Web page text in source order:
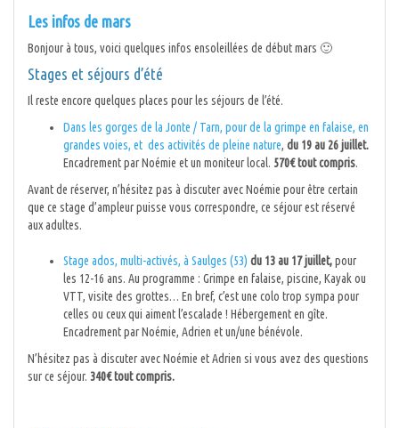
Les infos de mars
Bonjour à tous, voici quelques infos ensoleillées de début mars 🙂
Stages et séjours d’été
Il reste encore quelques places pour les séjours de l’été.
Dans les gorges de la Jonte / Tarn, pour de la grimpe en falaise, en
grandes voies, et des activités de pleine nature, du 19 au 26 juillet.
Encadrement par Noémie et un moniteur local. 570€ tout compris.
Avant de réserver, n’hésitez pas à discuter avec Noémie pour être certain
que ce stage d’ampleur puisse vous correspondre, ce séjour est réservé
aux adultes.
Stage ados, multi-activés, à Saulges (53) du 13 au 17 juillet,pour
les 12-16 ans. Au programme : Grimpe en falaise, piscine, Kayak ou
VTT, visite des grottes… En bref, c’est une colo trop sympa pour
celles ou ceux qui aiment l’escalade ! Hébergement en gîte.
Encadrement par Noémie, Adrien et un/une bénévole.
N’hésitez pas à discuter avec Noémie et Adrien si vous avez des questions
sur ce séjour. 340€ tout compris.